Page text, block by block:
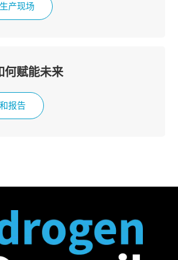
产现场
何赋能未来
报告